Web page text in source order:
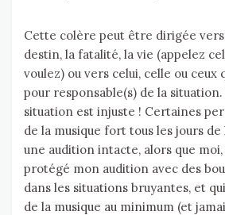
Cette colère peut être dirigée vers
destin, la fatalité, la vie (appelez
voulez) ou vers celui, celle ou ceux
pour responsable(s) de la situation.
situation est injuste ! Certaines
de la musique fort tous les jours
une audition intacte, alors que
protégé mon audition avec des
dans les situations bruyantes, et
de la musique au minimum (et